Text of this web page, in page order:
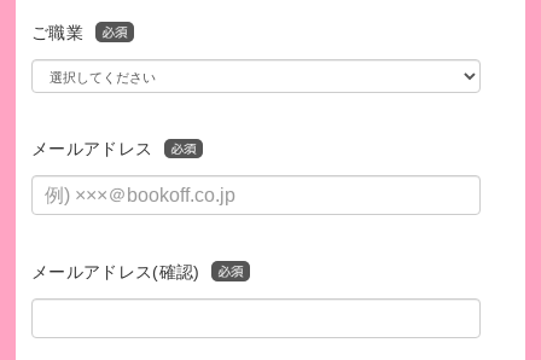
ご職業
メールアドレス
メールアドレス(確認)